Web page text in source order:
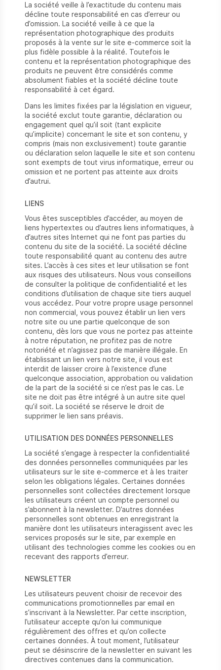
La société veille à l’exactitude du contenu mais
décline toute responsabilité en cas d’erreur ou
d’omission. La société veille à ce que la
représentation photographique des produits
proposés à la vente sur le site e-commerce soit la
plus fidèle possible à la réalité. Toutefois le
contenu et la représentation photographique des
produits ne peuvent être considérés comme
absolument fiables et la société décline toute
responsabilité à cet égard.
Dans les limites fixées par la législation en vigueur,
la société exclut toute garantie, déclaration ou
engagement quel qu’il soit (tant explicite
qu’implicite) concernant le site et son contenu, y
compris (mais non exclusivement) toute garantie
ou déclaration selon laquelle le site et son contenu
sont exempts de tout virus informatique, erreur ou
omission et ne portent pas atteinte aux droits
d’autrui.
LIENS
Vous êtes susceptibles d’accéder, au moyen de
liens hypertextes ou d’autres liens informatiques, à
d’autres sites Internet qui ne font pas parties du
contenu du site de la société. La société décline
toute responsabilité quant au contenu des autre
sites. L’accès à ces sites et leur utilisation se font
aux risques des utilisateurs. Nous vous conseillons
de consulter la politique de confidentialité et les
conditions d’utilisation de chaque site tiers auquel
vous accédez. Pour votre propre usage personnel
non commercial, vous pouvez établir un lien vers
notre site ou une partie quelconque de son
contenu, dès lors que vous ne portez pas atteinte
à notre réputation, ne profitez pas de notre
notoriété et n’agissez pas de manière illégale. En
établissant un lien vers notre site, il vous est
interdit de laisser croire à l’existence d’une
quelconque association, approbation ou validation
de la part de la société si ce n’est pas le cas. Le
site ne doit pas être intégré à un autre site quel
qu’il soit. La société se réserve le droit de
supprimer le lien sans préavis.
UTILISATION DES DONNÉES PERSONNELLES
La société s’engage à respecter la confidentialité
des données personnelles communiquées par les
utilisateurs sur le site e-commerce et à les traiter
selon les obligations légales. Certaines données
personnelles sont collectées directement lorsque
les utilisateurs créent un compte personnel ou
s’abonnent à la newsletter. D’autres données
personnelles sont obtenues en enregistrant la
manière dont les utilisateurs interagissent avec les
services proposés sur le site, par exemple en
utilisant des technologies comme les cookies ou en
recevant des rapports d’erreur.
NEWSLETTER
Les utilisateurs peuvent choisir de recevoir des
communications promotionnelles par email en
s’inscrivant à la Newsletter. Par cette inscription,
l’utilisateur accepte qu’on lui communique
régulièrement des offres et qu’on collecte
certaines données. À tout moment, l’utilisateur
peut se désinscrire de la newsletter en suivant les
directives contenues dans la communication.